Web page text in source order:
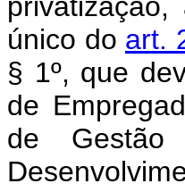
único do art.
§ 1º, que
de
de Gestão